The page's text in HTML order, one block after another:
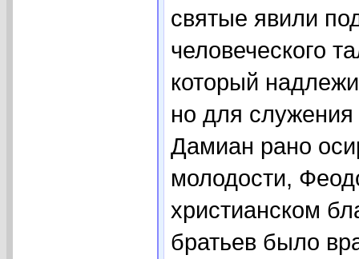
святые явили
человеческого
который
но для
Дамиан рано
молодости,
христианском
братьев было